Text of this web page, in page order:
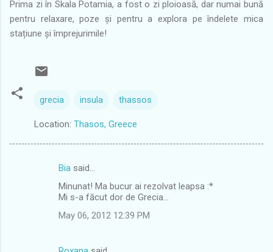
Prima zi în Skala Potamia, a fost o zi ploioasă, dar numai bună
pentru relaxare, poze și pentru a explora pe îndelete mica
stațiune și împrejurimile!
grecia insula thassos
Location: Thasos, Greece
Bia said…
Minunat! Ma bucur ai rezolvat leapsa :*
Mi s-a făcut dor de Grecia...
May 06, 2012 12:39 PM